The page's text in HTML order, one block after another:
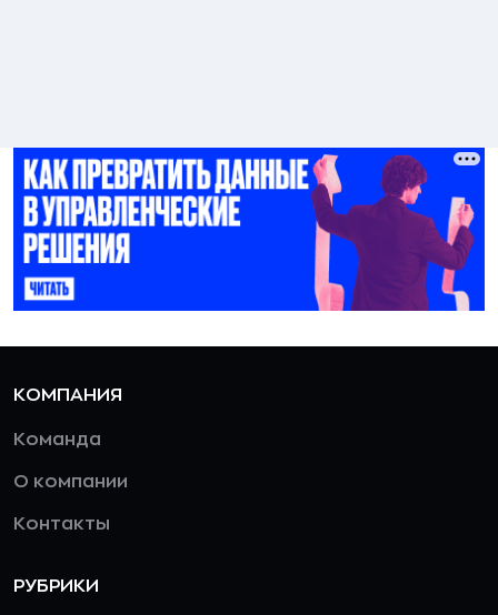
КОМПАНИЯ
Команда
О компании
Контакты
РУБРИКИ